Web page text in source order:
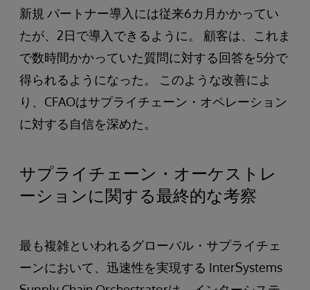
新規 パートナー導入には従来6カ月かかってい
たが、2日で導入できるように。 顧客は、これま
で数時間かかっていた質問に対する回答を5分で
得られるようになった。 このような改善によ
り、CFAOはサプライチェーン・オペレーション
に対する自信を深めた。
サプライチェーン・オーケストレ
ーションに関する最終的な考察
最も複雑といわれるグローバル・サプライチェ
ーンにおいて、迅速性を実現する InterSystems